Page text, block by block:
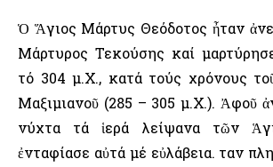
Ὁ Ἅγιος Μάρτυς Θεόδοτος ἦταν
Μάρτυρος Τεκούσης καί
τό 304 μ.Χ., κατά τούς χρόνους
Μαξιμιανοῦ (285 – 305 μ.Χ.). Ἀφοῦ
νύχτα τά ἱερά λείψανα τῶν
ἐνταφίασε αὐτά μέ εὐλάβεια. Ὅταν